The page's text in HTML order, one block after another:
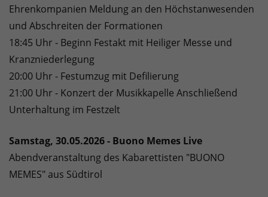
Ehrenkompanien Meldung an den Höchstanwesenden
und Abschreiten der Formationen
18:45 Uhr - Beginn Festakt mit Heiliger Messe und
Kranzniederlegung
20:00 Uhr - Festumzug mit Defilierung
21:00 Uhr - Konzert der Musikkapelle Anschließend
Unterhaltung im Festzelt
Samstag, 30.05.2026 - Buono Memes Live
Abendveranstaltung des Kabarettisten "BUONO
MEMES" aus Südtirol